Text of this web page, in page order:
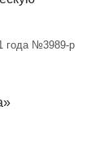
года №3989-р